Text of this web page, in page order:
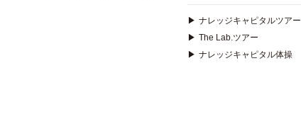
▶ ナレッジキャピタルツアー
▶ The Lab.ツアー
▶ ナレッジキャピタル体操